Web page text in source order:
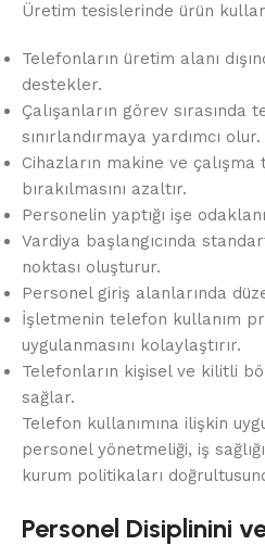
Üretim tesislerinde ürün
Telefonların üretim alanı
destekler.
Çalışanların görev sırasında
sınırlandırmaya yardımcı olur.
Cihazların makine ve çalışma
bırakılmasını azaltır.
Personelin yaptığı işe
Vardiya başlangıcında
noktası oluşturur.
Personel giriş alanlarında
İşletmenin telefon kullanım
uygulanmasını kolaylaştırır.
Telefonların kişisel ve kilitli
sağlar.
Telefon kullanımına ilişkin
personel yönetmeliği, iş
kurum politikaları
Personel Disiplinini ve